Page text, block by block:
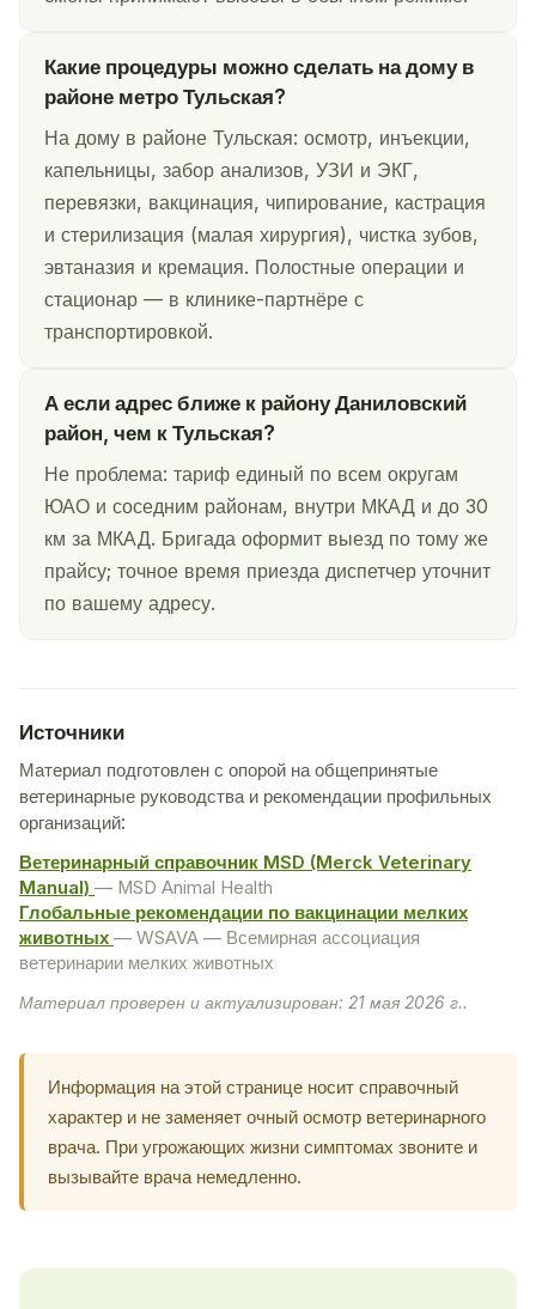
Какие процедуры можно сделать на дому в
районе метро Тульская?
На дому в районе Тульская: осмотр, инъекции,
капельницы, забор анализов, УЗИ и ЭКГ,
перевязки, вакцинация, чипирование, кастрация
и стерилизация (малая хирургия), чистка зубов,
эвтаназия и кремация. Полостные операции и
стационар — в клинике-партнёре с
транспортировкой.
А если адрес ближе к району Даниловский
район, чем к Тульская?
Не проблема: тариф единый по всем округам
ЮАО и соседним районам, внутри МКАД и до 30
км за МКАД. Бригада оформит выезд по тому же
прайсу; точное время приезда диспетчер уточнит
по вашему адресу.
Источники
Материал подготовлен с опорой на общепринятые
ветеринарные руководства и рекомендации профильных
организаций:
Ветеринарный справочник MSD (Merck Veterinary
Manual) — MSD Animal Health
Глобальные рекомендации по вакцинации мелких
животных — WSAVA — Всемирная ассоциация
ветеринарии мелких животных
Материал проверен и актуализирован: 21 мая 2026 г..
Информация на этой странице носит справочный
характер и не заменяет очный осмотр ветеринарного
врача. При угрожающих жизни симптомах звоните и
вызывайте врача немедленно.